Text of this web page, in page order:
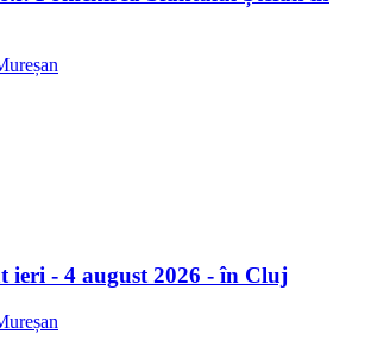
ieri - 4 august 2026 - în Cluj